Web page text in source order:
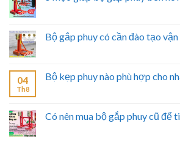
Bộ gắp phuy có cần đào tạo vận
04
Th8
Bộ kẹp phuy nào phù hợp cho
Có nên mua bộ gắp phuy cũ để